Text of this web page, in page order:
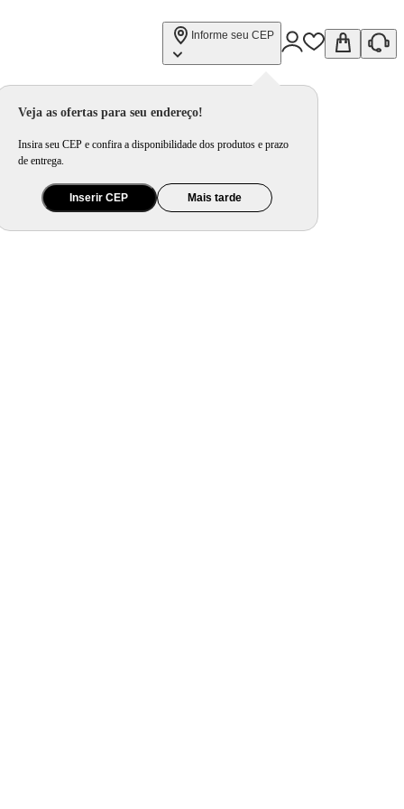
Informe seu CEP
Veja as ofertas para seu endereço!
Insira seu CEP e confira a disponibilidade dos produtos e prazo
de entrega.
Inserir CEP Mais tarde